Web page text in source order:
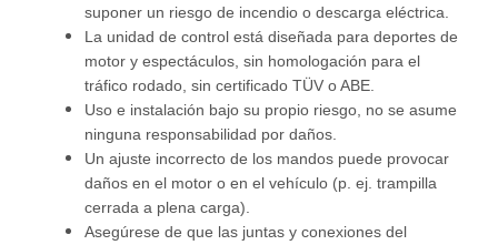
suponer un riesgo de incendio o descarga eléctrica.
La unidad de control está diseñada para deportes de
motor y espectáculos, sin homologación para el
tráfico rodado, sin certificado TÜV o ABE.
Uso e instalación bajo su propio riesgo, no se asume
ninguna responsabilidad por daños.
Un ajuste incorrecto de los mandos puede provocar
daños en el motor o en el vehículo (p. ej. trampilla
cerrada a plena carga).
Asegúrese de que las juntas y conexiones del